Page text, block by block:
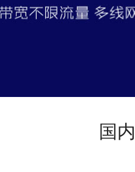
国内